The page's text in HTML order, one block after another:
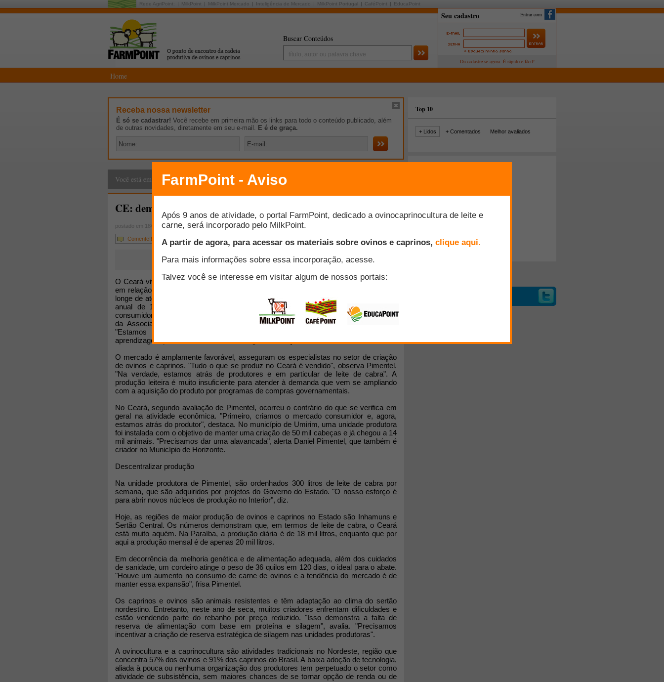
Rede AgriPoint: MilkPoint MilkPoint Mercado Inteligência de Mercado MilkPoint Portugal CaféPoint EducaPoint
Buscar Conteúdos
Entrar com
Home
Receba nossa newsletter
É só se cadastrar! Você recebe em primeira mão os links para todo o conteúdo publicado, além
de outras novidades, diretamente em seu e-mail. E é de graça.
Você está em: Cadeia Produtiva>Giro de Notícias
CE: demanda por ovinos e caprinos não é atendida
postado em 18/06/2012
Comente!!!
O Ceará vive expansão no setor produtivo da ovinocaprinocultura, mas ainda é tímida
em relação à procura por derivados, carne e leite, de ovinos e caprinos. A oferta está
longe de atender à demanda regional. "O setor é crescente, expande-se a uma média
anual de 10%, mas o que produzimos não atende a necessidade do mercado
consumidor", observa o coordenador do segmento de ovinocaprinocultura e presidente
da Associação dos Criadores de Caprinos de Leite (Caprileite), Daniel Pimentel.
"Estamos na época da informação e o evento vai proporcionar momentos de
aprendizagem para usos de novas tecnologias de criação", emenda.
O mercado é amplamente favorável, asseguram os especialistas no setor de criação
de ovinos e caprinos. "Tudo o que se produz no Ceará é vendido", observa Pimentel.
"Na verdade, estamos atrás de produtores e em particular de leite de cabra". A
produção leiteira é muito insuficiente para atender à demanda que vem se ampliando
com a aquisição do produto por programas de compras governamentais.
No Ceará, segundo avaliação de Pimentel, ocorreu o contrário do que se verifica em
geral na atividade econômica. "Primeiro, criamos o mercado consumidor e, agora,
estamos atrás do produtor", destaca. No município de Umirim, uma unidade produtora
foi instalada com o objetivo de manter uma criação de 50 mil cabeças e já chegou a 14
mil animais. "Precisamos dar uma alavancada", alerta Daniel Pimentel, que também é
criador no Município de Horizonte.
Descentralizar produção
Na unidade produtora de Pimentel, são ordenhados 300 litros de leite de cabra por
semana, que são adquiridos por projetos do Governo do Estado. "O nosso esforço é
para abrir novos núcleos de produção no Interior", diz.
Hoje, as regiões de maior produção de ovinos e caprinos no Estado são Inhamuns e
Sertão Central. Os números demonstram que, em termos de leite de cabra, o Ceará
está muito aquém. Na Paraíba, a produção diária é de 18 mil litros, enquanto que por
aqui a produção mensal é de apenas 20 mil litros.
Em decorrência da melhoria genética e de alimentação adequada, além dos cuidados
de sanidade, um cordeiro atinge o peso de 36 quilos em 120 dias, o ideal para o abate.
"Houve um aumento no consumo de carne de ovinos e a tendência do mercado é de
manter essa expansão", frisa Pimentel.
Os caprinos e ovinos são animais resistentes e têm adaptação ao clima do sertão
nordestino. Entretanto, neste ano de seca, muitos criadores enfrentam dificuldades e
estão vendendo parte do rebanho por preço reduzido. "Isso demonstra a falta de
reserva de alimentação com base em proteína e silagem", avalia. "Precisamos
incentivar a criação de reserva estratégica de silagem nas unidades produtoras".
A ovinocultura e a caprinocultura são atividades tradicionais no Nordeste, região que
concentra 57% dos ovinos e 91% dos caprinos do Brasil. A baixa adoção de tecnologia,
aliada à pouca ou nenhuma organização dos produtores tem perpetuado o setor como
atividade de subsistência, sem maiores chances de se tornar opção de renda ou de
Top 10
+ Lidos + Comentados Melhor avaliados